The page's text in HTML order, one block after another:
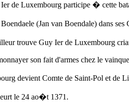
de Luxembourg participe � cette
(Jan van Boendale) dans
trouve Guy Ier de Luxembourg
son fait d'armes chez le
devient Comte de Saint-Pol et de
le 24 ao�t 1371 .